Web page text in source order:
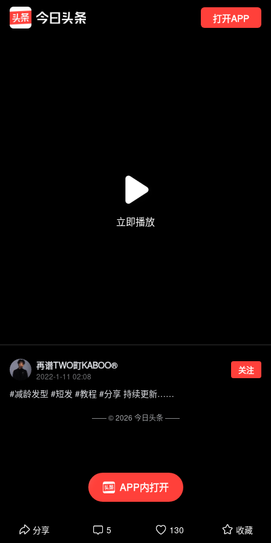
打开APP
APP内打开
再谱TWO町KABOO®
2022-1-11 02:08
关注
#减龄发型 #短发 #教程 #分享 持续更新……
分享 5 130 收藏
—— ©2026 今日头条——